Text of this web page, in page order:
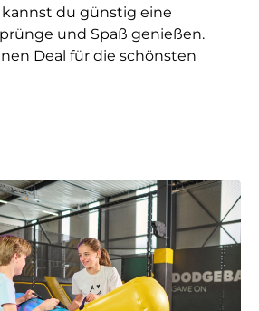
du günstig eine
und Spaß genießen.
Deal für die schönsten